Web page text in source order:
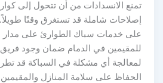
تمنع الانسدادات من أن تتحول إلى
إصلاحات شاملة قد تستغرق وقتًا
على خدمات سباك الطوارئ على مدار
للمقيمين في الدمام ضمان وجود
لمعالجة أي مشكلة في السباكة قد
الحفاظ على سلامة المنازل